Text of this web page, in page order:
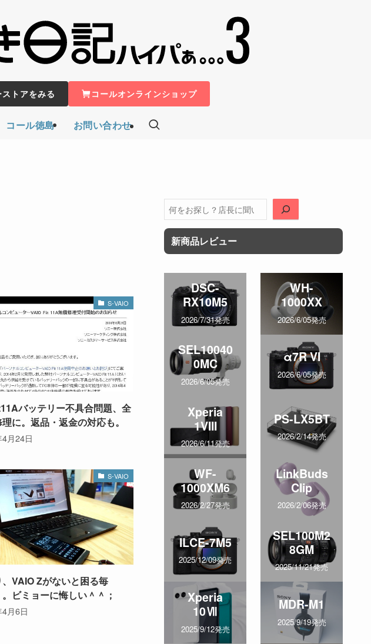
コール徳島 お問い合わせ
ストアをみる コールオンラインショップ
S-VAIO
バッテリー不具合問題、全
に。返品・返金の対応も。
月24日
S-VAIO
VAIO Zがないと困る毎
ビミョーに悔しい＾＾；
月6日
検
索
新商品レビュー
DSC-
RX10M5
2026/7/31発売
WH-
1000XX
2026/6/05発売
SEL10040
0MC
2026/6/05発売
α7R VI
2026/6/05発売
Xperia
1VIII
2026/6/11発売
PS-LX5BT
2026/2/14発売
WF-
1000XM6
2026/2/27発売
LinkBuds
Clip
2026/2/06発売
ILCE-7M5
2025/12/09発売
SEL100M2
8GM
2025/11/21発売
Xperia
10Ⅶ
2025/9/12発売
MDR-M1
2025/9/19発売